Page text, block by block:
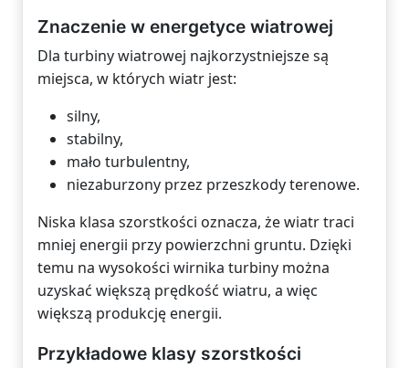
Znaczenie w energetyce wiatrowej
Dla turbiny wiatrowej najkorzystniejsze są
miejsca, w których wiatr jest:
silny,
stabilny,
mało turbulentny,
niezaburzony przez przeszkody terenowe.
Niska klasa szorstkości oznacza, że wiatr traci
mniej energii przy powierzchni gruntu. Dzięki
temu na wysokości wirnika turbiny można
uzyskać większą prędkość wiatru, a więc
większą produkcję energii.
Przykładowe klasy szorstkości